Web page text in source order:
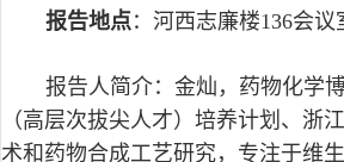
报告地点：河西志廉楼136会议
报告人简介：金灿，药物化学
（高层次拔尖人才）培养计划、浙
术和药物合成工艺研究，专注于维